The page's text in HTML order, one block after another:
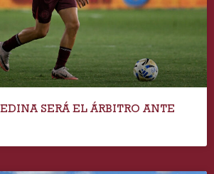
SERÁ EL ÁRBITRO ANTE